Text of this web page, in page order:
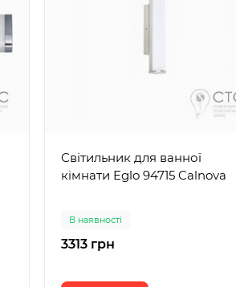
Світильник для ванної
кімнати Eglo 94715 Calnova
В наявності
3313 грн